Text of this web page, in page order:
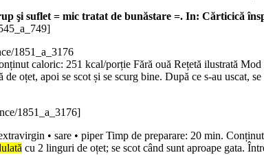
şi suflet = mic tratat de bunăstare =. In: Cărticică
1851_a_3176
caloric: 251 kcal/porție Fără ouă Rețetă ilustrată
de oțet, apoi se scot și se scurg bine. După ce s-au uscat,
1851_a_3176]
• sare • piper Timp de preparare: 20 min.
cu 2 linguri de oțet; se scot când sunt aproape gata.